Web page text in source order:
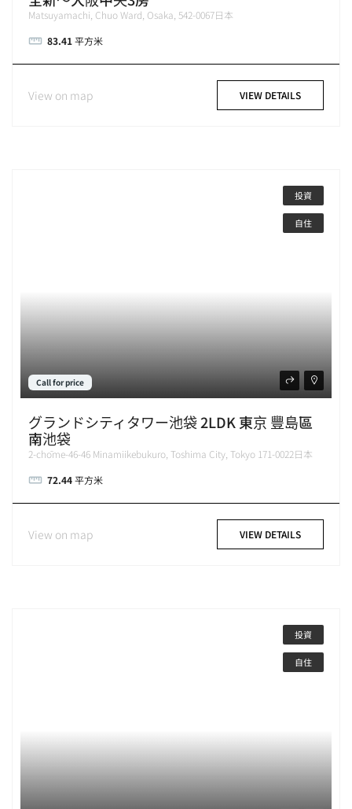
Matsuyamachi, Chuo Ward, Osaka, 542-0067日本
83.41平方米
View on map VIEW DETAILS
投資
自住
Call for price
グランドシティタワー池袋 2LDK 東京 豐島區
南池袋
2-chōme-46-46 Minamiikebukuro, Toshima City, Tokyo 171-0022日本
72.44平方米
View on map VIEW DETAILS
投資
自住